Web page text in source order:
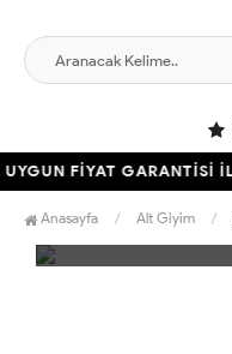
FİYAT GARANTİSİ İLE
Anasayfa Alt Giyim